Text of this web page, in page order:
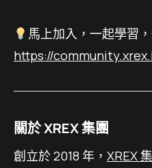
馬上加入，一起學習
https://
關於 XREX 集團
創立於 2018 年， XREX